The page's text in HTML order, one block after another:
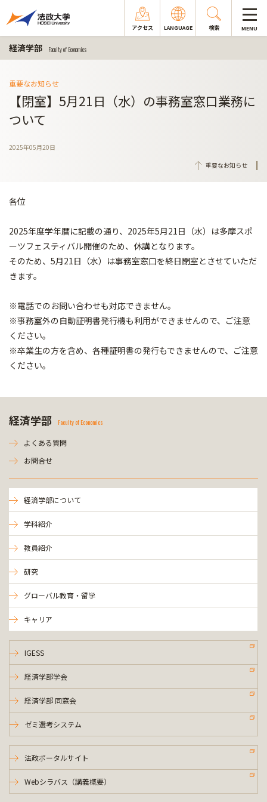
アクセス LANGUAGE 検索 MENU
経済学部 Faculty of Economics
重要なお知らせ
【閉室】5月21日（水）の事務室窓口業務に
ついて
2025年05月20日
重要なお知らせ
各位
2025年度学年暦に記載の通り、2025年5月21日（水）は多摩スポ
ーツフェスティバル開催のため、休講となります。
そのため、5月21日（水）は事務室窓口を終日閉室とさせていただ
きます。
※電話でのお問い合わせも対応できません。
※事務室外の自動証明書発行機も利用ができませんので、ご注意
ください。
※卒業生の方を含め、各種証明書の発行もできませんので、ご注意
ください。
経済学部 Faculty of Economics
よくある質問
お問合せ
経済学部について
学科紹介
教員紹介
研究
グローバル教育・留学
キャリア
IGESS
経済学部学会
経済学部 同窓会
ゼミ選考システム
法政ポータルサイト
Webシラバス（講義概要）